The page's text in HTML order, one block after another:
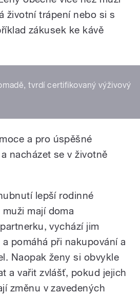
životní trápení nebo si s
zákusek ke kávě
tvrdí certifikovaný výživový
a pro úspěšné
nacházet se v životně
lepší rodinné
mají doma
vychází jim
pomáhá při nakupování a
Naopak ženy si obvykle
a vařit zvlášť, pokud jejich
změnu v zavedených